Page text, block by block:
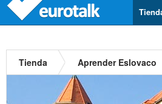
Tienda Aprender Eslovaco